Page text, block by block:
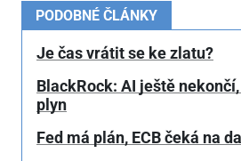
PODOBNÉ ČLÁNKY
Je čas vrátit se ke zlatu?
BlackRock: AI ještě
plyn
Fed má plán, ECB čeká na